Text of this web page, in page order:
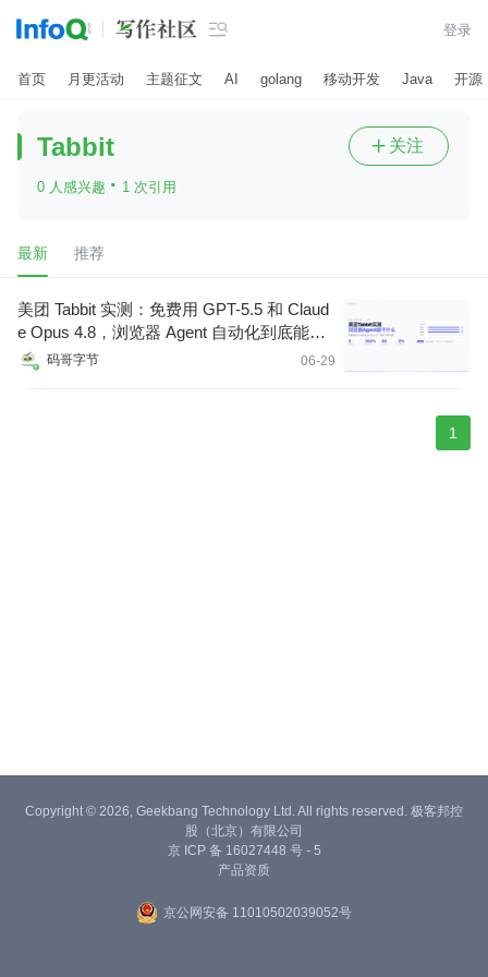
 登录
首页 月更活动 主题征文 AI golang 移动开发 Java 开源
Tabbit
0 人感兴趣 · 1 次引用
 关注
最新 推荐
美团 Tabbit 实测：免费用 GPT-5.5 和 Claud
e Opus 4.8，浏览器 Agent 自动化到底能干
什么码哥字节 06-29
1
Copyright © 2026, Geekbang Technology Ltd. All rights reserved. 极客邦控
股（北京）有限公司
京 ICP 备 16027448 号 - 5
产品资质
京公网安备 11010502039052号